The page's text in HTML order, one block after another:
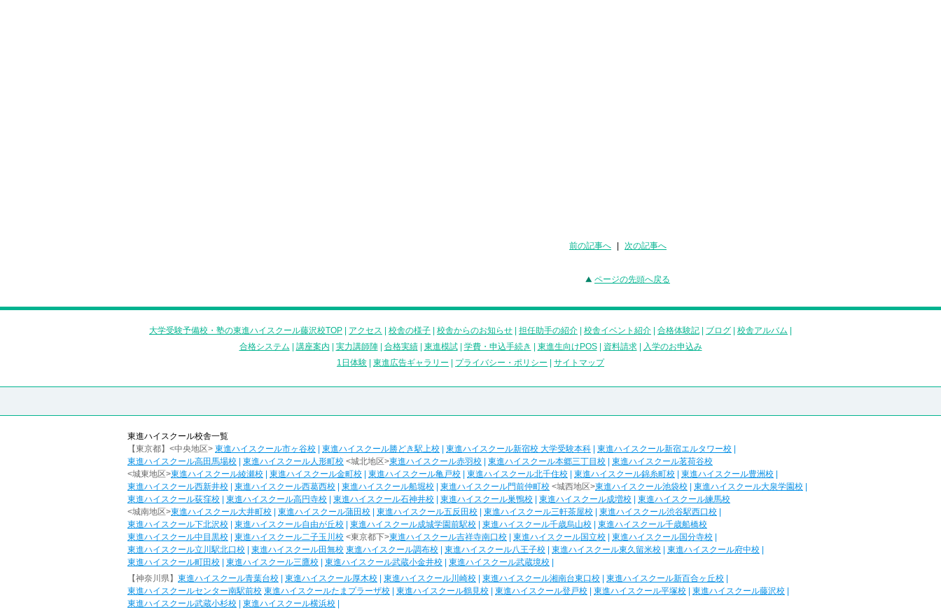
前の記事へ 次の記事へ
ページの先頭へ戻る
大学受験予備校・塾の東進ハイスクール藤沢校TOP アクセス 校舎の様子 校舎からのお知らせ 担任助手の紹介 校舎イベント紹介 合格体験記 ブログ 校舎アルバム
合格システム
講座案内 実力講師陣| 合格実績| 東進模試| 学費・申込手続き 東進生向けPOS| 資料請求|
入学のお申込み
1日体験
東進広告ギャラリー プライバシー・ポリシー サイトマップ
東進ハイスクール校舎一覧
【東京都】<中央地区> 東進ハイスクール市ヶ谷校 東進ハイスクール勝どき駅上校 東進ハイスクール新宿校 大学受験本科 東進ハイスクール新宿エルタワー校
東進ハイスクール高田馬場校
東進ハイスクール人形町校 <城北地区>東進ハイスクール赤羽校 東進ハイスクール本郷三丁目校
東進ハイスクール茗荷谷校
<城東地区>東進ハイスクール綾瀬校 東進ハイスクール金町校 東進ハイスクール亀戸校 東進ハイスクール北千住校 東進ハイスクール錦糸町校 東進ハイスクール豊洲校
東進ハイスクール西新井校
東進ハイスクール西葛西校 東進ハイスクール船堀校 東進ハイスクール門前仲町校 <城西地区>東進ハイスクール池袋校 東進ハイスクール大泉学園校
東進ハイスクール荻窪校
東進ハイスクール高円寺校 東進ハイスクール石神井校 東進ハイスクール巣鴨校 東進ハイスクール成増校
東進ハイスクール練馬校
<城南地区>東進ハイスクール大井町校 東進ハイスクール蒲田校 東進ハイスクール五反田校 東進ハイスクール三軒茶屋校 東進ハイスクール渋谷駅西口校
東進ハイスクール下北沢校
東進ハイスクール自由が丘校 東進ハイスクール成城学園前駅校 東進ハイスクール千歳烏山校
東進ハイスクール千歳船橋校
東進ハイスクール中目黒校
東進ハイスクール二子玉川校 <東京都下>東進ハイスクール吉祥寺南口校 東進ハイスクール国立校 東進ハイスクール国分寺校
東進ハイスクール立川駅北口校
東進ハイスクール田無校 東進ハイスクール調布校 東進ハイスクール八王子校 東進ハイスクール東久留米校 東進ハイスクール府中校
東進ハイスクール町田校
東進ハイスクール三鷹校 東進ハイスクール武蔵小金井校 東進ハイスクール武蔵境校
【神奈川県】 東進ハイスクール青葉台校 東進ハイスクール厚木校 東進ハイスクール川崎校 東進ハイスクール湘南台東口校 東進ハイスクール新百合ヶ丘校
東進ハイスクールセンター南駅前校 東進ハイスクールたまプラーザ校 東進ハイスクール鶴見校 東進ハイスクール登戸校 東進ハイスクール平塚校 東進ハイスクール藤沢校
東進ハイスクール武蔵小杉校
東進ハイスクール横浜校